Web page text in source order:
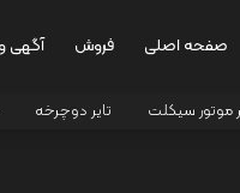
صفحه اصلی فروش آگهی
موتور سیکلت تایر دوچرخه